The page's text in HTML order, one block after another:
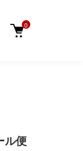
0
ル便